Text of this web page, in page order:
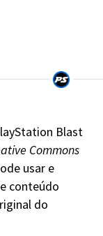
Blast
Commons
usar e
conteúdo
do